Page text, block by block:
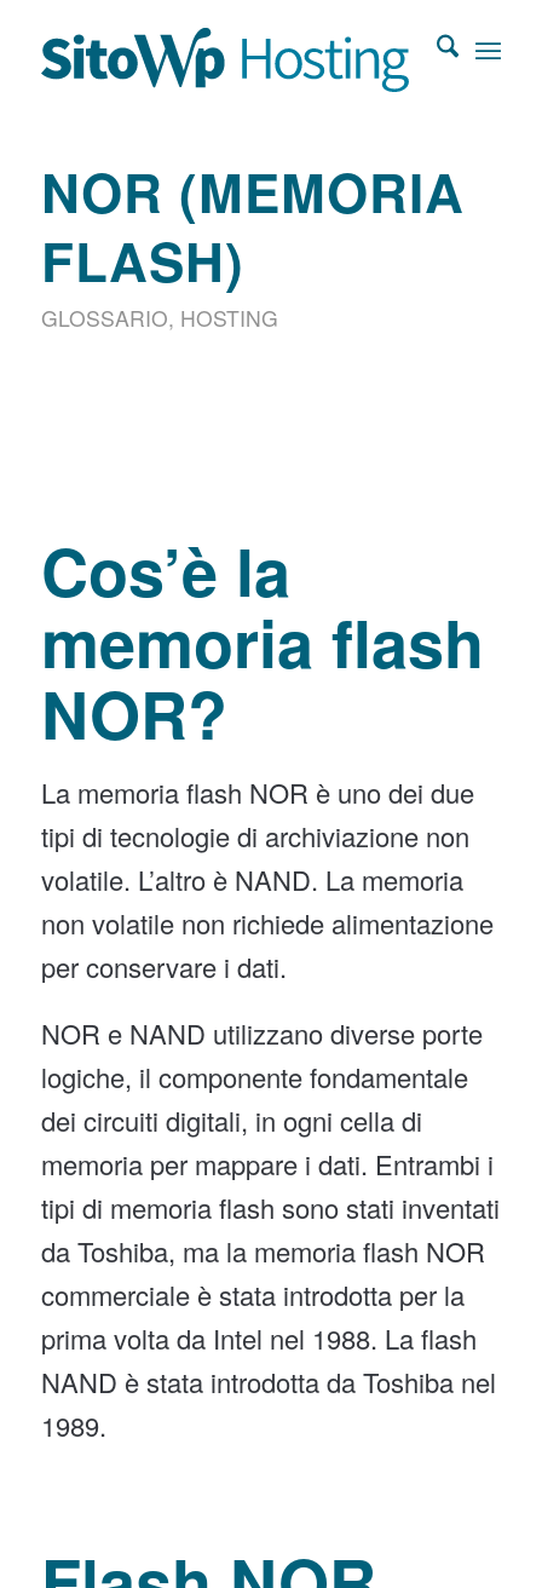
NOR (MEMORIA
FLASH)
GLOSSARIO, HOSTING
Cos’è la
memoria flash
NOR?
La memoria flash NOR è uno dei due
tipi di tecnologie di archiviazione non
volatile. L’altro è NAND. La memoria
non volatile non richiede alimentazione
per conservare i dati.
NOR e NAND utilizzano diverse porte
logiche, il componente fondamentale
dei circuiti digitali, in ogni cella di
memoria per mappare i dati. Entrambi i
tipi di memoria flash sono stati inventati
da Toshiba, ma la memoria flash NOR
commerciale è stata introdotta per la
prima volta da Intel nel 1988. La flash
NAND è stata introdotta da Toshiba nel
1989.